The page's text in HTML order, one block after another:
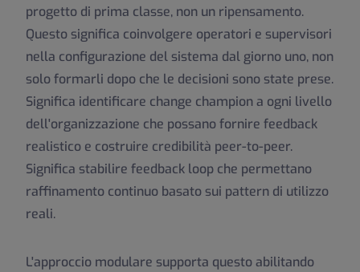
progetto di prima classe, non un ripensamento.
Questo significa coinvolgere operatori e supervisori
nella configurazione del sistema dal giorno uno, non
solo formarli dopo che le decisioni sono state prese.
Significa identificare change champion a ogni livello
dell'organizzazione che possano fornire feedback
realistico e costruire credibilità peer-to-peer.
Significa stabilire feedback loop che permettano
raffinamento continuo basato sui pattern di utilizzo
reali.
L'approccio modulare supporta questo abilitando